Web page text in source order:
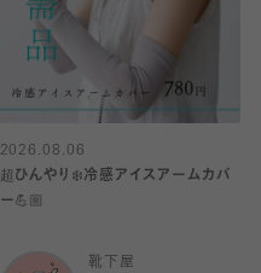
2026.08.06
超ひんやり❄️冷感アイスアームカバ
ー💪🏼
靴下屋